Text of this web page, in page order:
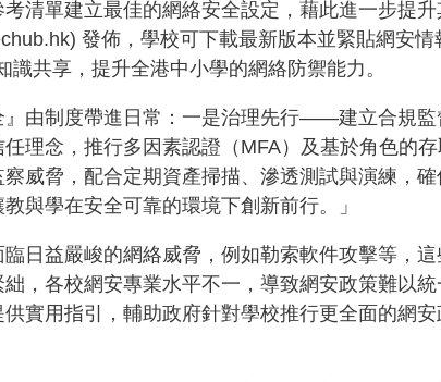
清單建立最佳的網絡安全設定，藉此進一步提
發佈，學校可下載最新版本並緊貼網安
共享，提升全港中小學的網絡防禦能力。
由制度帶進日常：一是治理先行——建立合規監
念，推行多因素認證（MFA）及基於角色的
脅，配合定期資產掃描、滲透測試與演練，
與學在安全可靠的環境下創新前行。」
益嚴峻的網絡威脅，例如勒索軟件攻擊等，
，各校網安專業水平不一，導致網安政策難以
實用指引，輔助政府針對學校推行更全面的網